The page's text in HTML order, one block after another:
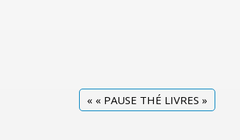
« « PAUSE THÉ LIVRES »